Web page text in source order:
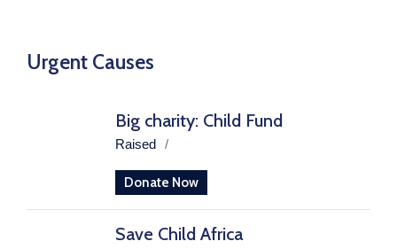
Urgent Causes
Big charity: Child Fund
Raised /
Donate Now
Save Child Africa